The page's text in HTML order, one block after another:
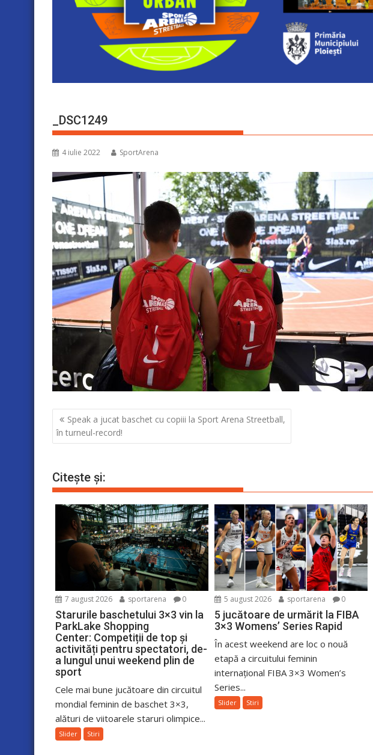
_DSC1249
4 iulie 2022 SportArena
Navigare
în
articole
Speak a jucat baschet cu copiii la Sport Arena Streetball,
în turneul-record!
Citește și:
7 august 2026 sportarena 0
Starurile baschetului 3×3 vin la
ParkLake Shopping
Center: Competiții de top și
activități pentru spectatori, de-
a lungul unui weekend plin de
sport
Cele mai bune jucătoare din circuitul
mondial feminin de baschet 3×3,
alături de viitoarele staruri olimpice...
Slider Stiri
5 august 2026 sportarena 0
5 jucătoare de urmărit la FIBA
3×3 Womens’ Series Rapid
În acest weekend are loc o nouă
etapă a circuitului feminin
internațional FIBA 3×3 Women’s
Series...
Slider Stiri